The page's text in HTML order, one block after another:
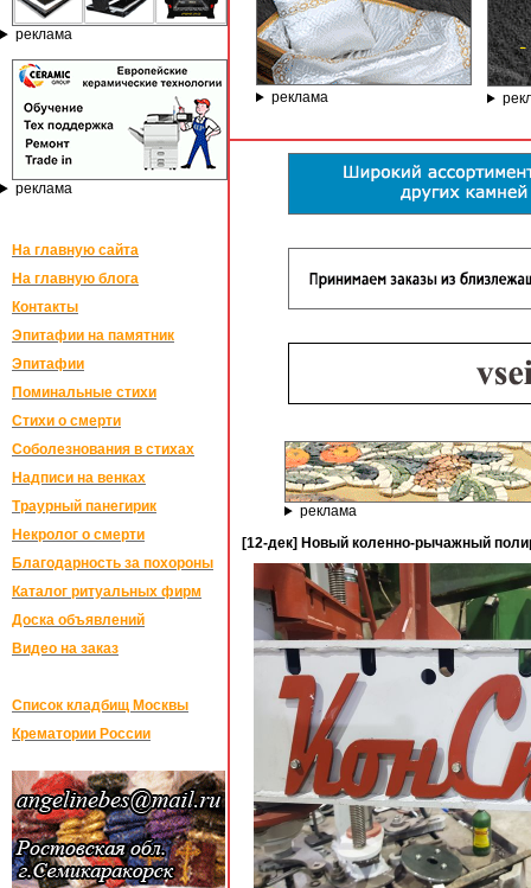
реклама
реклама
На главную сайта
На главную блога
Контакты
Эпитафии на памятник
Эпитафии
Поминальные стихи
Стихи о смерти
Соболезнования в стихах
Надписи на венках
Траурный панегирик
Некролог о смерти
Благодарность за похороны
Каталог ритуальных фирм
Доска объявлений
Видео на заказ
Список кладбищ Москвы
Крематории России
реклама
реклама
[12-дек] Новый коленно-рычажный